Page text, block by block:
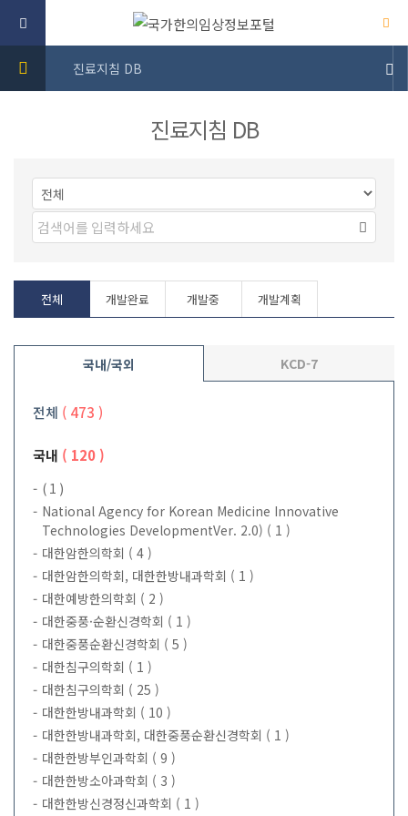
진료지침 DB
진료지침 DB
전체 개발완료 개발중 개발계획
국내/국외
전체 ( 473 )
국내 ( 120 )
( 1 )
National Agency for Korean Medicine Innovative
Technologies DevelopmentVer. 2.0) ( 1 )
대한암한의학회 ( 4 )
대한암한의학회, 대한한방내과학회 ( 1 )
대한예방한의학회 ( 2 )
대한중풍·순환신경학회 ( 1 )
대한중풍순환신경학회 ( 5 )
대한침구의학회 ( 1 )
대한침구의학회 ( 25 )
대한한방내과학회 ( 10 )
대한한방내과학회, 대한중풍순환신경학회 ( 1 )
대한한방부인과학회 ( 9 )
대한한방소아과학회 ( 3 )
대한한방신경정신과학회 ( 1 )
KCD-7